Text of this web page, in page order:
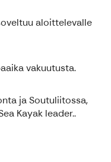
aloittelevalle
vakuutusta.
ja Soutuliitossa,
Kayak leader..